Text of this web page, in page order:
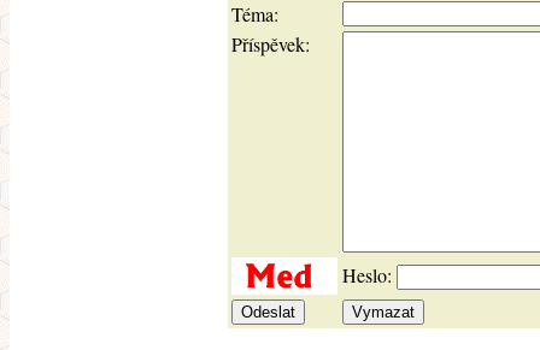
Téma:
Příspěvek:
Heslo: